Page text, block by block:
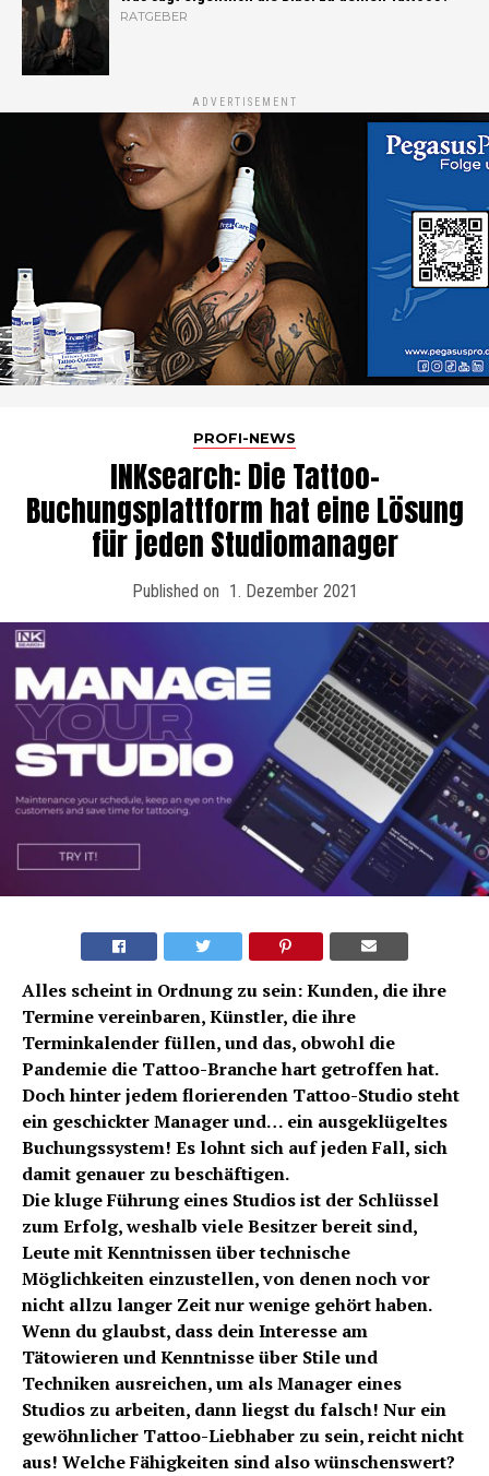
RATGEBER
ADVERTISEMENT
PROFI-NEWS
INKsearch: Die Tattoo-
Buchungsplattform hat eine Lösung
für jeden Studiomanager
Published on 1. Dezember 2021
Alles scheint in Ordnung zu sein: Kunden, die ihre
Termine vereinbaren, Künstler, die ihre
Terminkalender füllen, und das, obwohl die
Pandemie die Tattoo-Branche hart getroffen hat.
Doch hinter jedem florierenden Tattoo-Studio steht
ein geschickter Manager und… ein ausgeklügeltes
Buchungssystem! Es lohnt sich auf jeden Fall, sich
damit genauer zu beschäftigen.
Die kluge Führung eines Studios ist der Schlüssel
zum Erfolg, weshalb viele Besitzer bereit sind,
Leute mit Kenntnissen über technische
Möglichkeiten einzustellen, von denen noch vor
nicht allzu langer Zeit nur wenige gehört haben.
Wenn du glaubst, dass dein Interesse am
Tätowieren und Kenntnisse über Stile und
Techniken ausreichen, um als Manager eines
Studios zu arbeiten, dann liegst du falsch! Nur ein
gewöhnlicher Tattoo-Liebhaber zu sein, reicht nicht
aus! Welche Fähigkeiten sind also wünschenswert?